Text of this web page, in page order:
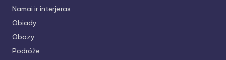
Namai ir interjeras
Obiady
Obozy
Podróże